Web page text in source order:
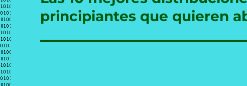
siguiente:
principiantes que quieren